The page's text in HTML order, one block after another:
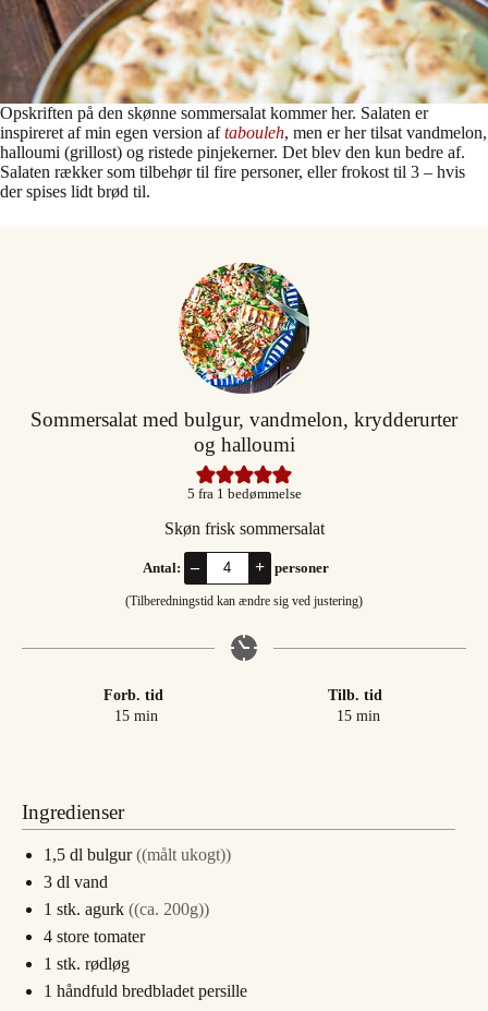
Opskriften på den skønne sommersalat kommer her. Salaten er
inspireret af min egen version aftabouleh, men er her tilsat vandmelon,
halloumi (grillost) og ristede pinjekerner. Det blev den kun bedre af.
Salaten rækker som tilbehør til fire personer, eller frokost til 3 – hvis
der spises lidt brød til.
Sommersalat med bulgur, vandmelon, krydderurter
og halloumi
5 fra 1 bedømmelse
Skøn frisk sommersalat
Antal: – + personer
(Tilberedningstid kan ændre sig ved justering)
Forb. tid
15minutter
min
Tilb. tid
15minutter
min
Ingredienser
1,5 dl bulgur ((målt ukogt))
3 dl vand
1 stk. agurk ((ca. 200g))
4 store tomater
1 stk. rødløg
1 håndfuld bredbladet persille